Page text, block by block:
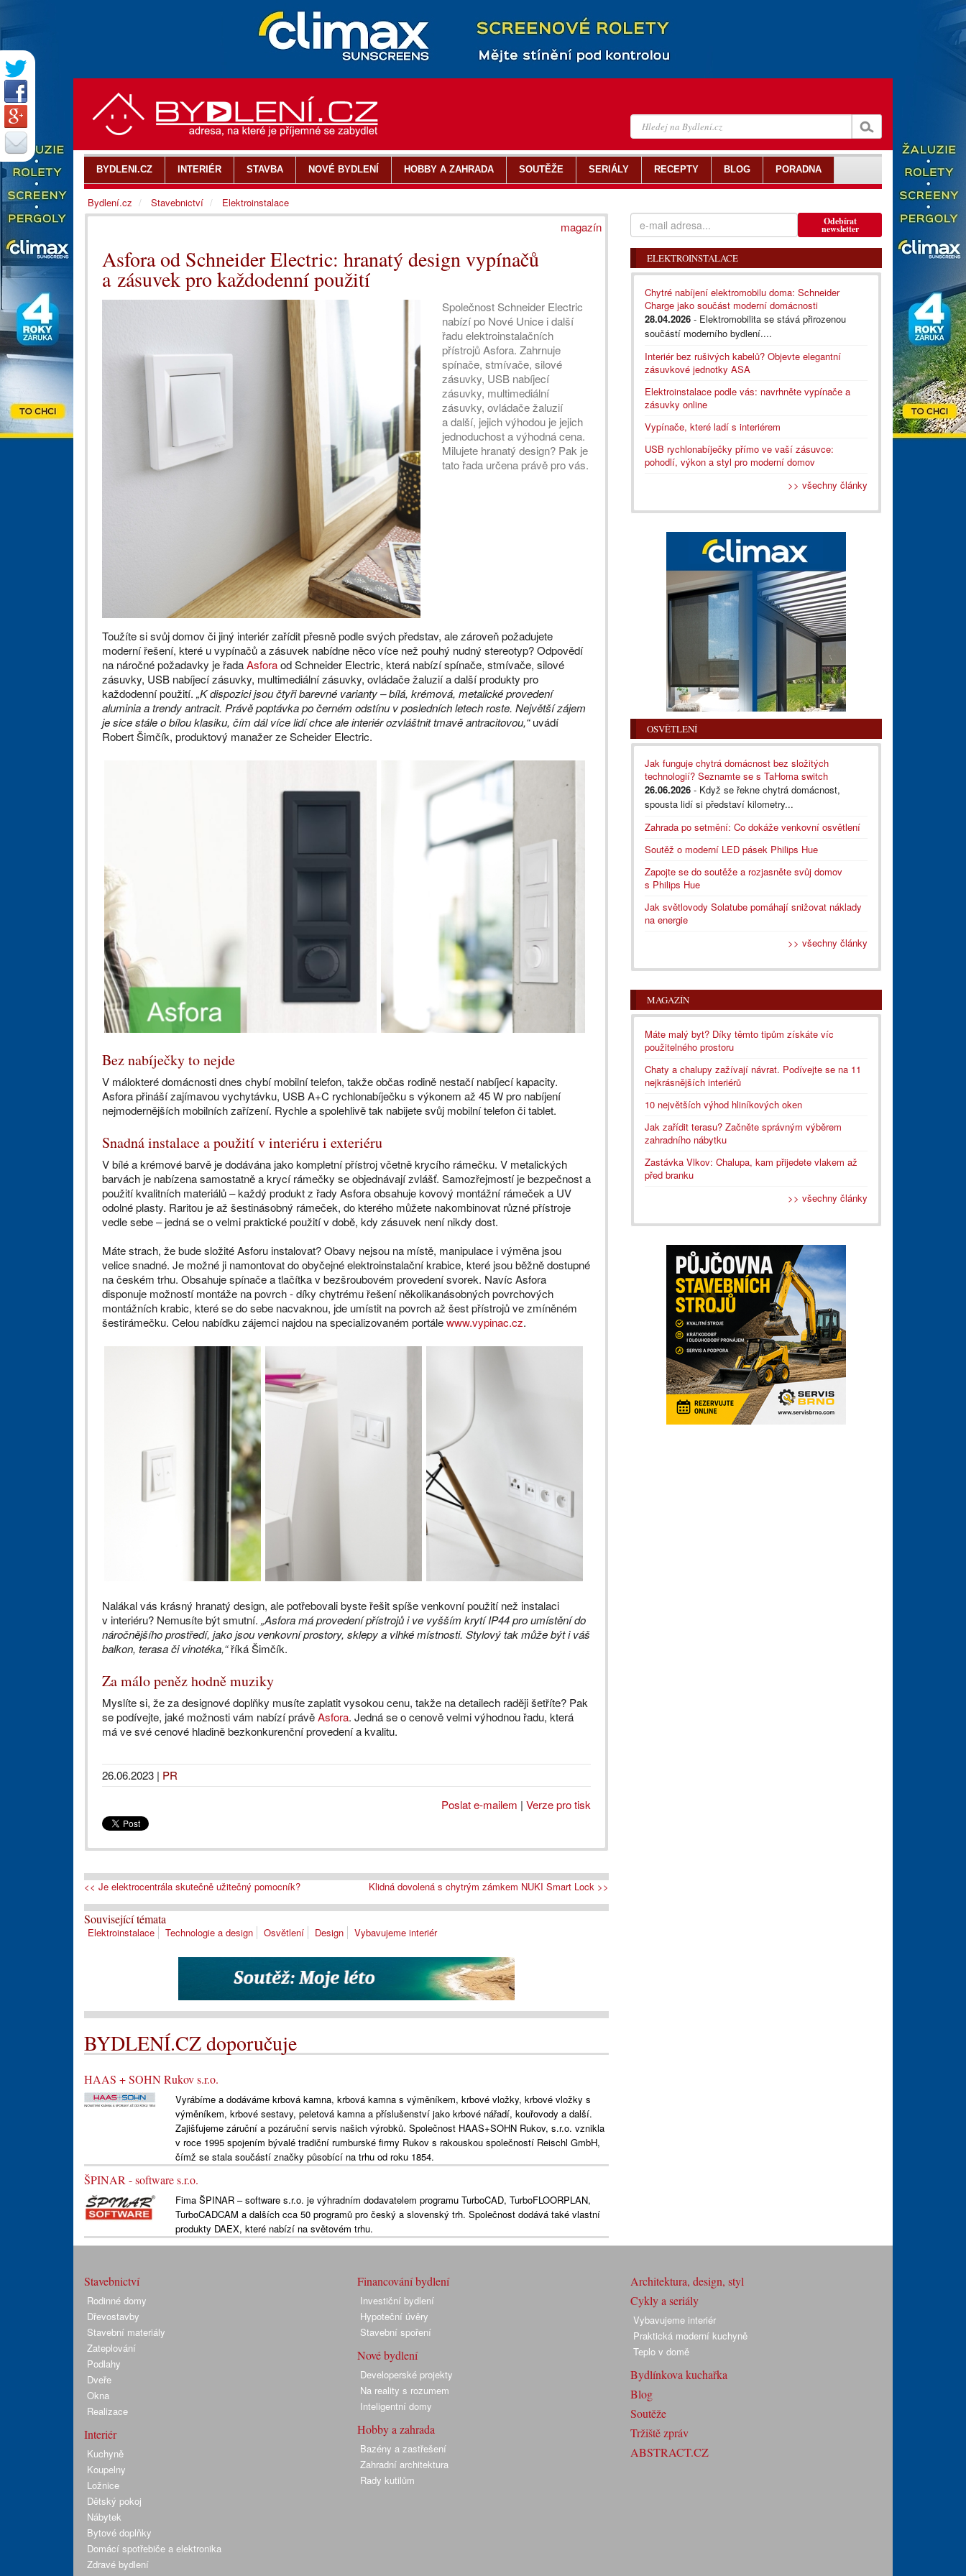
magazín
Asfora od Schneider Electric: hranatý design vypínačů
a zásuvek pro každodenní použití
Společnost Schneider Electric
nabízí po Nové Unice i další
řadu elektroinstalačních
přístrojů Asfora. Zahrnuje
spínače, stmívače, silové
zásuvky, USB nabíjecí
zásuvky, multimediální
zásuvky, ovládače žaluzií
a další, jejich výhodou je jejich
jednoduchost a výhodná cena.
Milujete hranatý design? Pak je
tato řada určena právě pro vás.
Toužíte si svůj domov či jiný interiér zařídit přesně podle svých představ, ale zároveň požadujete
moderní řešení, které u vypínačů a zásuvek nabídne něco více než pouhý nudný stereotyp? Odpovědí
na náročné požadavky je řadaAsforaod Schneider Electric, která nabízí spínače, stmívače, silové
zásuvky, USB nabíjecí zásuvky, multimediální zásuvky, ovládače žaluzií a další produkty pro
každodenní použití. „K dispozici jsou čtyři barevné varianty – bílá, krémová, metalické provedení
aluminia a trendy antracit. Právě poptávka po černém odstínu v posledních letech roste. Největší zájem
je sice stále o bílou klasiku, čím dál více lidí chce ale interiér ozvláštnit tmavě antracitovou,“uvádí
Robert Šimčík, produktový manažer ze Scheider Electric.
Bez nabíječky to nejde
V málokteré domácnosti dnes chybí mobilní telefon, takže občas rodině nestačí nabíjecí kapacity.
Asfora přináší zajímavou vychytávku, USB A+C rychlonabíječku s výkonem až 45 W pro nabíjení
nejmodernějších mobilních zařízení. Rychle a spolehlivě tak nabijete svůj mobilní telefon či tablet.
Snadná instalace a použití v interiéru i exteriéru
V bílé a krémové barvě je dodávána jako kompletní přístroj včetně krycího rámečku. V metalických
barvách je nabízena samostatně a krycí rámečky se objednávají zvlášť. Samozřejmostí je bezpečnost a
použití kvalitních materiálů – každý produkt z řady Asfora obsahuje kovový montážní rámeček a UV
odolné plasty. Raritou je až šestinásobný rámeček, do kterého můžete nakombinovat různé přístroje
vedle sebe – jedná se o velmi praktické použití v době, kdy zásuvek není nikdy dost.
Máte strach, že bude složité Asforu instalovat? Obavy nejsou na místě, manipulace i výměna jsou
velice snadné. Je možné ji namontovat do obyčejné elektroinstalační krabice, které jsou běžně dostupné
na českém trhu. Obsahuje spínače a tlačítka v bezšroubovém provedení svorek. Navíc Asfora
disponuje možností montáže na povrch - díky chytrému řešení několikanásobných povrchových
montážních krabic, které se do sebe nacvaknou, jde umístit na povrch až šest přístrojů ve zmíněném
šestirámečku. Celou nabídku zájemci najdou na specializovaném portálewww.vypinac.cz.
Nalákal vás krásný hranatý design, ale potřebovali byste řešit spíše venkovní použití než instalaci
v interiéru? Nemusíte být smutní. „Asfora má provedení přístrojů i ve vyšším krytí IP44 pro umístění do
náročnějšího prostředí, jako jsou venkovní prostory, sklepy a vlhké místnosti. Stylový tak může být i váš
balkon, terasa či vinotéka,“říká Šimčík.
Za málo peněz hodně muziky
Myslíte si, že za designové doplňky musíte zaplatit vysokou cenu, takže na detailech raději šetříte? Pak
se podívejte, jaké možnosti vám nabízí právěAsfora. Jedná se o cenově velmi výhodnou řadu, která
má ve své cenové hladině bezkonkurenční provedení a kvalitu.
26.06.2023 | PR
Poslat e-mailem | Verze pro tisk
<< Je elektrocentrála skutečně užitečný pomocník? Klidná dovolená s chytrým zámkem NUKI Smart Lock >>
Související témata
Elektroinstalace Technologie a design Osvětlení Design Vybavujeme interiér
BYDLENÍ.CZ doporučuje
HAAS + SOHN Rukov s.r.o.
Vyrábíme a dodáváme krbová kamna, krbová kamna s výměníkem, krbové vložky, krbové vložky s
výměníkem, krbové sestavy, peletová kamna a příslušenství jako krbové nářadí, kouřovody a další.
Zajišťujeme záruční a pozáruční servis našich výrobků. Společnost HAAS+SOHN Rukov, s.r.o. vznikla
v roce 1995 spojením bývalé tradiční rumburské firmy Rukov s rakouskou společností Reischl GmbH,
čímž se stala součástí značky působící na trhu od roku 1854.
ŠPINAR - software s.r.o.
Fima ŠPINAR – software s.r.o. je výhradním dodavatelem programu TurboCAD, TurboFLOORPLAN,
TurboCADCAM a dalších cca 50 programů pro český a slovenský trh. Společnost dodává také vlastní
produkty DAEX, které nabízí na světovém trhu.
Odebírat
newsletter
ELEKTROINSTALACE
Chytré nabíjení elektromobilu doma: Schneider
Charge jako součást moderní domácnosti
28.04.2026 - Elektromobilita se stává přirozenou
součástí moderního bydlení....
Interiér bez rušivých kabelů? Objevte elegantní
zásuvkové jednotky ASA
Elektroinstalace podle vás: navrhněte vypínače a
zásuvky online
Vypínače, které ladí s interiérem
USB rychlonabíječky přímo ve vaší zásuvce:
pohodlí, výkon a styl pro moderní domov
>> všechny články
OSVĚTLENÍ
Jak funguje chytrá domácnost bez složitých
technologií? Seznamte se s TaHoma switch
26.06.2026 - Když se řekne chytrá domácnost,
spousta lidí si představí kilometry...
Zahrada po setmění: Co dokáže venkovní osvětlení
Soutěž o moderní LED pásek Philips Hue
Zapojte se do soutěže a rozjasněte svůj domov
s Philips Hue
Jak světlovody Solatube pomáhají snižovat náklady
na energie
>> všechny články
MAGAZÍN
Máte malý byt? Díky těmto tipům získáte víc
použitelného prostoru
Chaty a chalupy zažívají návrat. Podívejte se na 11
nejkrásnějších interiérů
10 největších výhod hliníkových oken
Jak zařídit terasu? Začněte správným výběrem
zahradního nábytku
Zastávka Vlkov: Chalupa, kam přijedete vlakem až
před branku
>> všechny články
BYDLENI.CZ INTERIÉR STAVBA NOVÉ BYDLENÍ HOBBY A ZAHRADA SOUTĚŽE SERIÁLY RECEPTY BLOG PORADNA
Bydlení.cz Stavebnictví Elektroinstalace
Stavebnictví
Rodinné domy
Dřevostavby
Stavební materiály
Zateplování
Podlahy
Dveře
Okna
Realizace
Interiér
Kuchyně
Koupelny
Ložnice
Dětský pokoj
Nábytek
Bytové doplňky
Domácí spotřebiče a elektronika
Zdravé bydlení
Financování bydlení
Investiční bydlení
Hypoteční úvěry
Stavební spoření
Nové bydlení
Developerské projekty
Na reality s rozumem
Inteligentní domy
Hobby a zahrada
Bazény a zastřešení
Zahradní architektura
Rady kutilům
Architektura, design, styl
Cykly a seriály
Vybavujeme interiér
Praktická moderní kuchyně
Teplo v domě
Bydlínkova kuchařka
Blog
Soutěže
Tržiště zpráv
ABSTRACT.CZ